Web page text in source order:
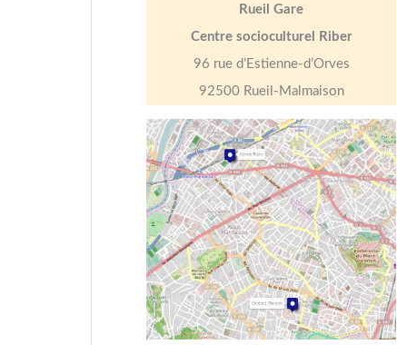
Rueil Gare
Centre socioculturel Riber
96 rue d’Estienne-d’Orves
92500 Rueil-Malmaison